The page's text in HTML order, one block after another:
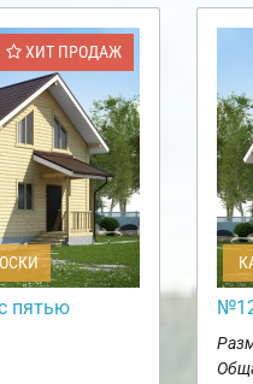
ХИТ ПРОДАЖ
пятью